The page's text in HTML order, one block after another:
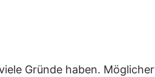
Gründe haben.